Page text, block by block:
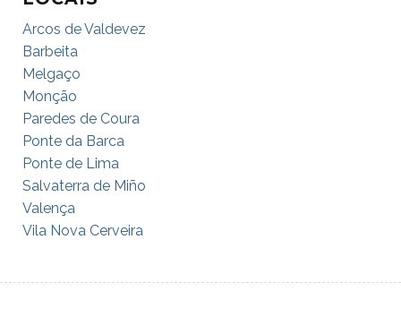
Arcos de Valdevez
Barbeita
Melgaço
Monção
Paredes de Coura
Ponte da Barca
Ponte de Lima
Salvaterra de Miño
Valença
Vila Nova Cerveira